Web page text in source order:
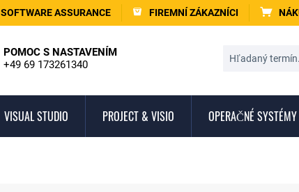
SOFTWARE ASSURANCE FIREMNÍ ZÁKAZNÍCI
POMOC S NASTAVENÍM
+49 69 173261340
VISUAL STUDIO PROJECT & VISIO OPERAČNÉ SYSTÉMY